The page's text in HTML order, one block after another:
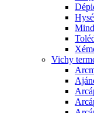
Vichy